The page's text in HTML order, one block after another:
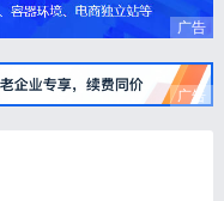
广告
广告